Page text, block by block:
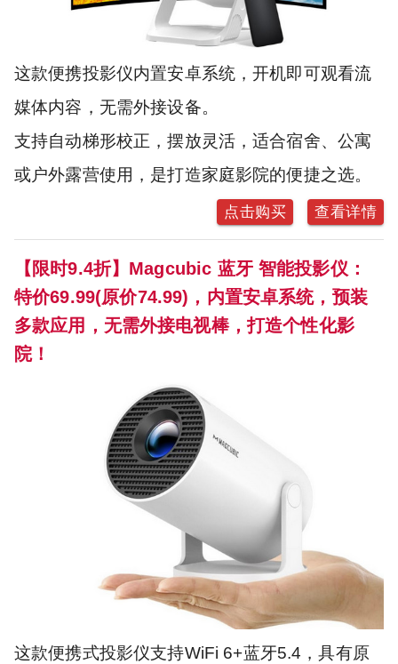
这款便携投影仪内置安卓系统，开机即可观看流
媒体内容，无需外接设备。
支持自动梯形校正，摆放灵活，适合宿舍、公寓
或户外露营使用，是打造家庭影院的便捷之选。
点击购买 查看详情
【限时9.4折】Magcubic 蓝牙 智能投影仪：
特价69.99(原价74.99)，内置安卓系统，预装
多款应用，无需外接电视棒，打造个性化影
院！
这款便携式投影仪支持WiFi 6+蓝牙5.4，具有原